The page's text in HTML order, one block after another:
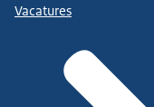
Vacatures